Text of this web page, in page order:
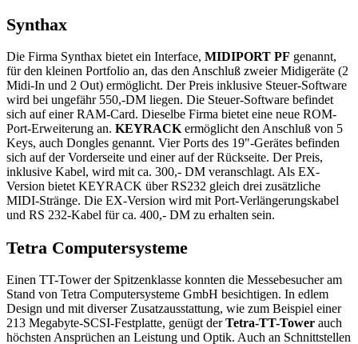
Synthax
Die Firma Synthax bietet ein Interface, MIDIPORT PF genannt,
für den kleinen Portfolio an, das den Anschluß zweier Midigeräte (2
Midi-In und 2 Out) ermöglicht. Der Preis inklusive Steuer-Software
wird bei ungefähr 550,-DM liegen. Die Steuer-Software befindet
sich auf einer RAM-Card. Dieselbe Firma bietet eine neue ROM-
Port-Erweiterung an. KEYRACK ermöglicht den Anschluß von 5
Keys, auch Dongles genannt. Vier Ports des 19"-Gerätes befinden
sich auf der Vorderseite und einer auf der Rückseite. Der Preis,
inklusive Kabel, wird mit ca. 300,- DM veranschlagt. Als EX-
Version bietet KEYRACK über RS232 gleich drei zusätzliche
MIDI-Stränge. Die EX-Version wird mit Port-Verlängerungskabel
und RS 232-Kabel für ca. 400,- DM zu erhalten sein.
Tetra Computersysteme
Einen TT-Tower der Spitzenklasse konnten die Messebesucher am
Stand von Tetra Computersysteme GmbH besichtigen. In edlem
Design und mit diverser Zusatzausstattung, wie zum Beispiel einer
213 Megabyte-SCSI-Festplatte, genügt derTetra-TT-Tower auch
höchsten Ansprüchen an Leistung und Optik. Auch an Schnittstellen